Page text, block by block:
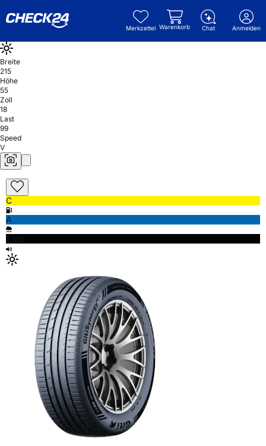
Merkzettel Warenkorb Chat Anmelden
Breite
215
Höhe
55
Zoll
18
Last
99
Speed
V
C
A
71db